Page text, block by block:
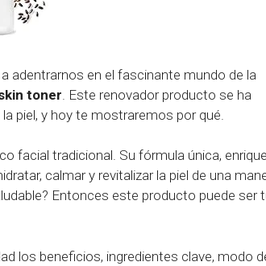
adentrarnos en el fascinante mundo de la
toner . Este renovador producto se ha
piel, y hoy te mostraremos por qué.
facial tradicional. Su fórmula única,
calmar y revitalizar la piel de una
Entonces este producto puede ser
los beneficios, ingredientes clave, modo